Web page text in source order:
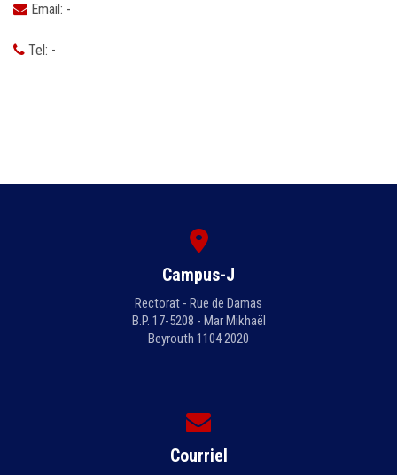
Email: -
Tel: -
Campus-J
Rectorat - Rue de Damas
B.P. 17-5208 - Mar Mikhaël
Beyrouth 1104 2020
Courriel